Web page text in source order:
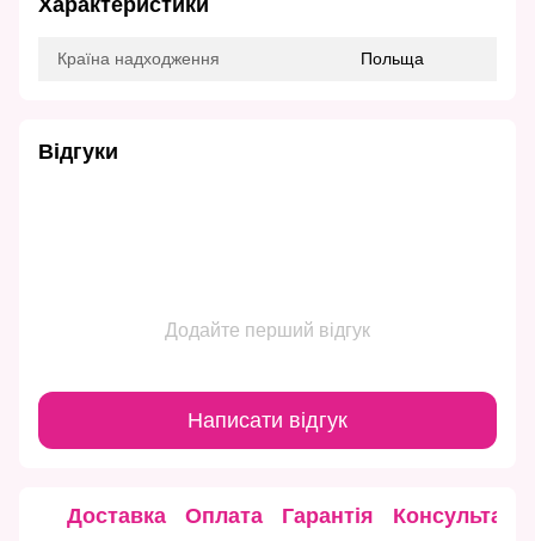
Характеристики
Країна надходження Польща
Відгуки
Додайте перший відгук
Написати відгук
Доставка Оплата Гарантія Консультація